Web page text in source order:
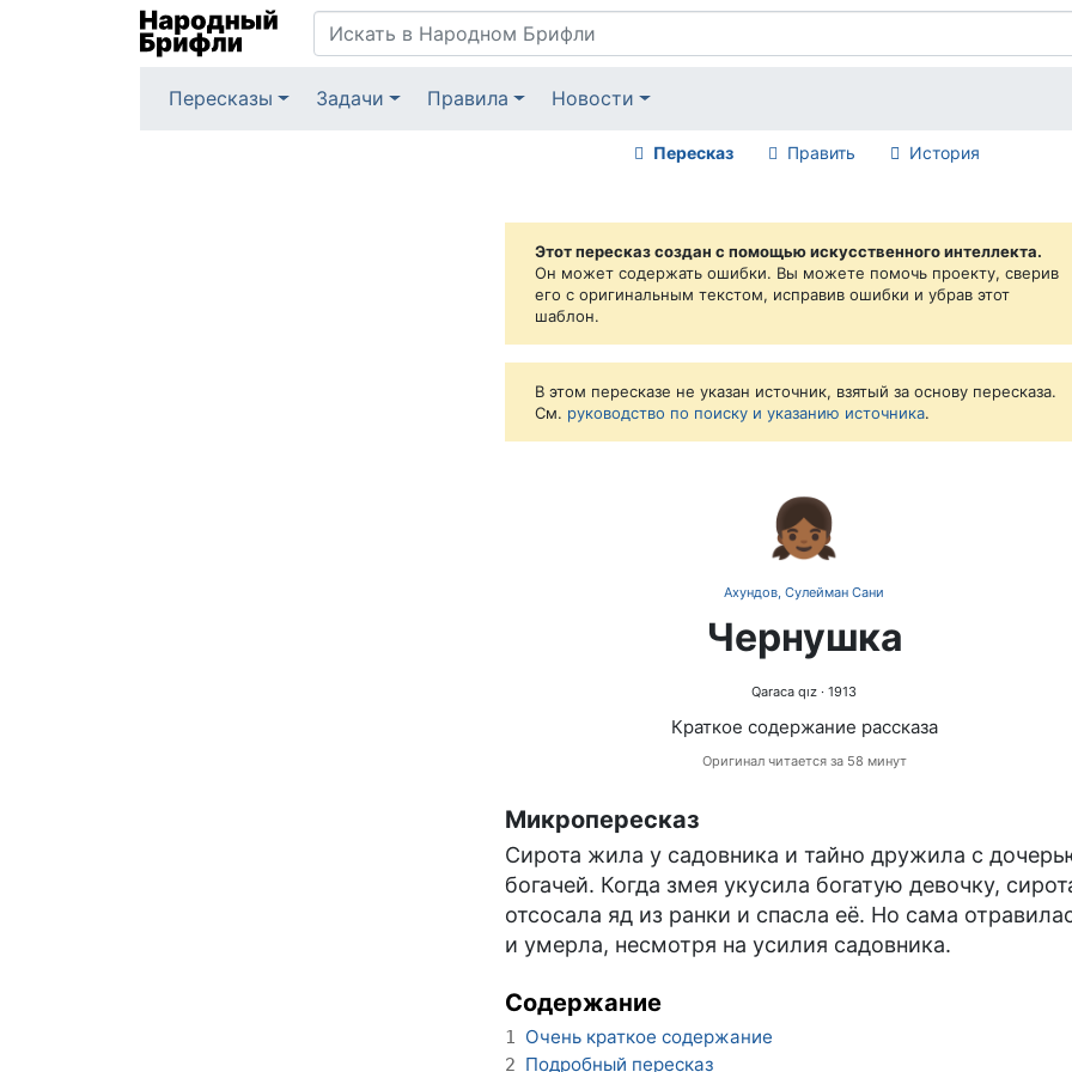
Пересказы Задачи Правила Новости
Пересказ Править История
Этот пересказ создан с помощью искусственного интеллекта.
Он может содержать ошибки. Вы можете помочь проекту, сверив
его с оригинальным текстом, исправив ошибки и убрав этот
шаблон.
В этом пересказе не указан источник, взятый за основу пересказа.
См. руководство по поиску и указанию источника.
👧🏾
Ахундов, Сулейман Сани
Чернушка
Qaraca qız · 1913
Краткое содержание рассказа
Оригинал читается за 58 минут
Микропересказ
Сирота жила у садовника и тайно дружила с
богачей. Когда змея укусила богатую девочку,
отсосала яд из ранки и спасла её. Но сама
и умерла, несмотря на усилия садовника.
Содержание
1 Очень краткое содержание
2 Подробный пересказ